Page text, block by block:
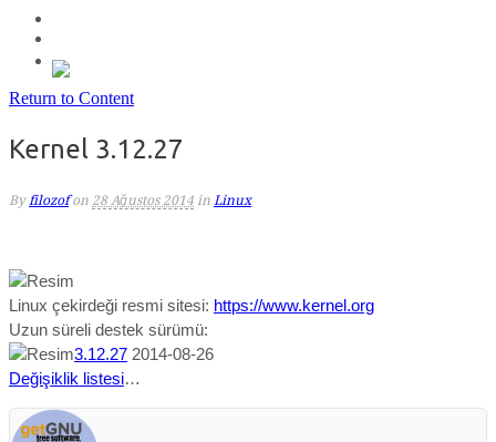
Return to Content
Kernel 3.12.27
By filozof on 28 Ağustos 2014 in Linux
Linux çekirdeği resmi sitesi: https://www.kernel.org
Uzun süreli destek sürümü:
3.12.27 2014-08-26
Değişiklik listesi…